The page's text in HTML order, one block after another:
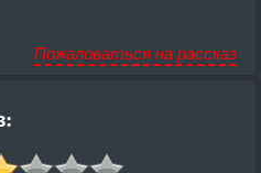
Пожаловаться на рассказ